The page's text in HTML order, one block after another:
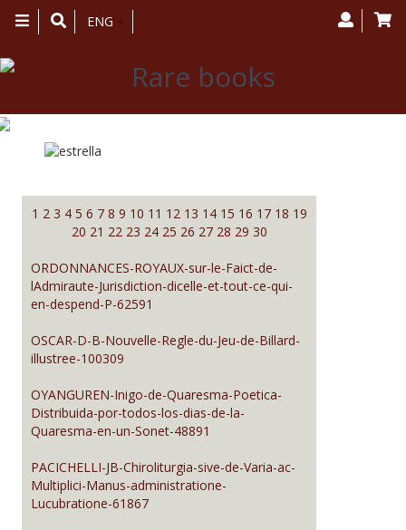
Toggle
navigation
ENG
1 2 3 4 5 6 7 8 9 10 11 12 13 14 15 16 17 18 19
20 21 22 23 24 25 26 27 28 29 30
ORDONNANCES-ROYAUX-sur-le-Faict-de-
lAdmiraute-Jurisdiction-dicelle-et-tout-ce-qui-
en-despend-P-62591
OSCAR-D-B-Nouvelle-Regle-du-Jeu-de-Billard-
illustree-100309
OYANGUREN-Inigo-de-Quaresma-Poetica-
Distribuida-por-todos-los-dias-de-la-
Quaresma-en-un-Sonet-48891
PACICHELLI-JB-Chiroliturgia-sive-de-Varia-ac-
Multiplici-Manus-administratione-
Lucubratione-61867